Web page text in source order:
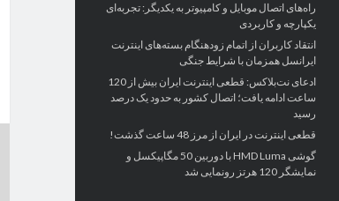
راه‌های اتصال موبایل و کامپیوتر به یکدیگر: تجربه‌ای
یکپارچه و کاربردی
انتقاد کاربران از اتمام زودهنگام بسته‌های اینترنت
ایرانسل همزمان با شرایط جنگی
ادعای نت‌بلاکس: قطعی اینترنت ایران بیش از 120
ساعت ادامه یافت؛ اتصال کشور به حدود یک درصد
رسید
قطعی اینترنت در ایران از مرز 48 ساعت گذشت!
گوشی HMD Luma با دوربین 50 مگاپیکسل و
نمایشگر 120 هرتز رونمایی شد